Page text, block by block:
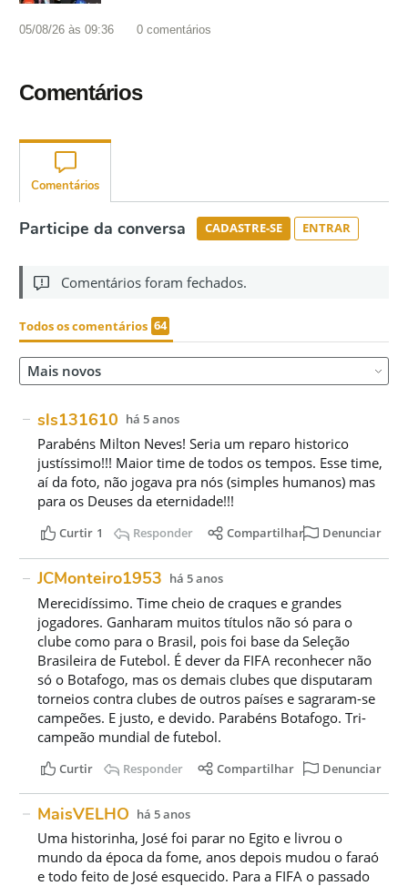
05/08/26 às 09:36 0 comentários
Comentários